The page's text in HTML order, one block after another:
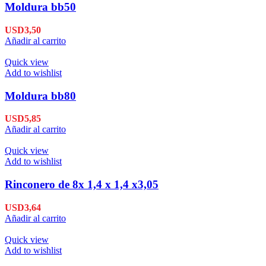
Moldura bb50
USD3,50
Añadir al carrito
Quick view
Add to wishlist
Moldura bb80
USD5,85
Añadir al carrito
Quick view
Add to wishlist
Rinconero de 8x 1,4 x 1,4 x3,05
USD3,64
Añadir al carrito
Quick view
Add to wishlist